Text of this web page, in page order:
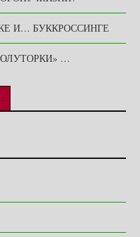
И… БУККРОССИНГЕ
…